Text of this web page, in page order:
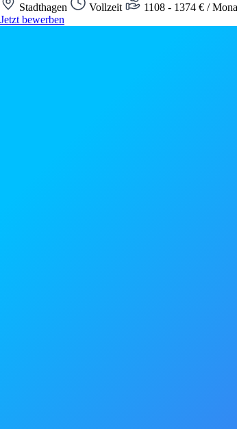
Stadthagen Vollzeit 1108 - 1374 € /
Jetzt bewerben